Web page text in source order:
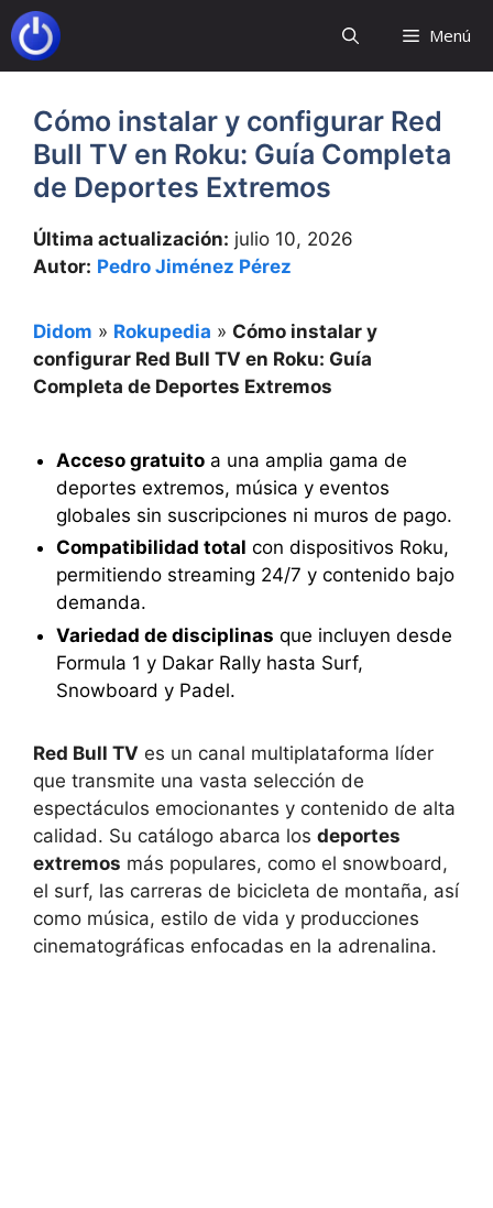
Saltar
al
contenido
Menú
Cómo instalar y configurar Red
Bull TV en Roku: Guía Completa
de Deportes Extremos
Última actualización: julio 10, 2026
Autor: Pedro Jiménez Pérez
Didom » Rokupedia » Cómo instalar y
configurar Red Bull TV en Roku: Guía
Completa de Deportes Extremos
Acceso gratuitoa una amplia gama de
deportes extremos, música y eventos
globales sin suscripciones ni muros de pago.
Compatibilidad total con dispositivos Roku,
permitiendo streaming 24/7 y contenido bajo
demanda.
Variedad de disciplinas que incluyen desde
Formula 1 y Dakar Rally hasta Surf,
Snowboard y Padel.
Red Bull TV es un canal multiplataforma líder
que transmite una vasta selección de
espectáculos emocionantes y contenido de alta
calidad. Su catálogo abarca los deportes
extremos más populares, como el snowboard,
el surf, las carreras de bicicleta de montaña, así
como música, estilo de vida y producciones
cinematográficas enfocadas en la adrenalina.